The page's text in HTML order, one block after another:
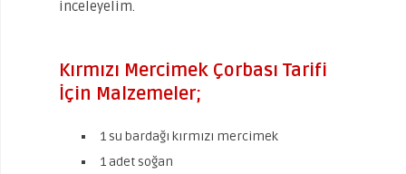
inceleyelim.
Kırmızı Mercimek Çorbası Tarifi
İçin Malzemeler;
1 su bardağı kırmızı mercimek
1 adet soğan